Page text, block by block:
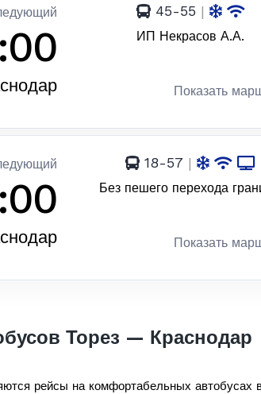
45-55 |
ИП Некрасов А.А.
Показать
18-57 |
Без пешего перехода
Показать
Торез — Краснодар
рейсы на комфортабельных автобусах